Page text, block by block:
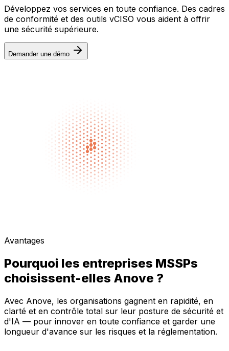
Développez vos services en toute confiance. Des cadres
de conformité et des outils vCISO vous aident à offrir
une sécurité supérieure.
Demander une démo
Avantages
Pourquoi les entreprises MSSPs
choisissent-elles Anove ?
Avec Anove, les organisations gagnent en rapidité, en
clarté et en contrôle total sur leur posture de sécurité et
d'IA — pour innover en toute confiance et garder une
longueur d'avance sur les risques et la réglementation.